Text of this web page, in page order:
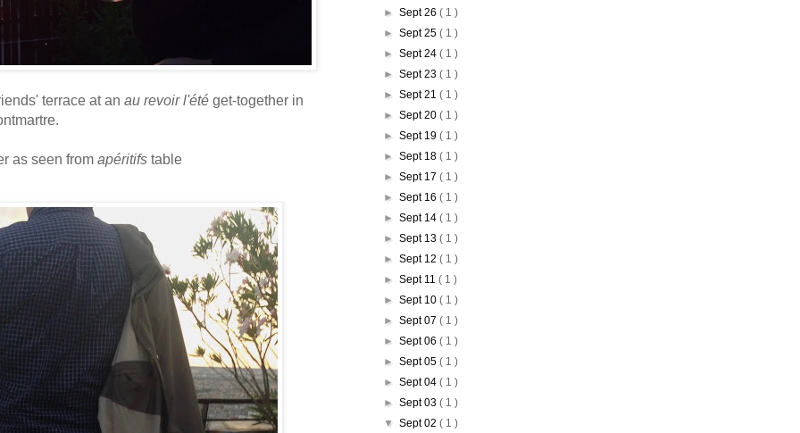
terrace at an au revoir l'été get-together in
as seen from apéritifs table
►Sept 26( 1 )
►Sept 25( 1 )
►Sept 24( 1 )
►Sept 23( 1 )
►Sept 21( 1 )
►Sept 20( 1 )
►Sept 19( 1 )
►Sept 18( 1 )
►Sept 17( 1 )
►Sept 16( 1 )
►Sept 14( 1 )
►Sept 13( 1 )
►Sept 12( 1 )
►Sept 11( 1 )
►Sept 10( 1 )
►Sept 07( 1 )
►Sept 06( 1 )
►Sept 05( 1 )
►Sept 04( 1 )
►Sept 03( 1 )
▼Sept 02( 1 )